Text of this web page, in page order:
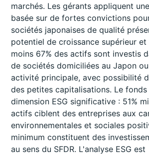
marchés. Les gérants appliquent
basée sur de fortes convictions
sociétés japonaises de qualité
potentiel de croissance supérieur et
moins 67% des actifs sont investis
de sociétés domiciliées au Japon
activité principale, avec possibilité
des petites capitalisations. Le
dimension ESG significative : 51%
actifs ciblent des entreprises aux
environnementales et sociales
minimum constituent des
au sens du SFDR. L'analyse ESG est